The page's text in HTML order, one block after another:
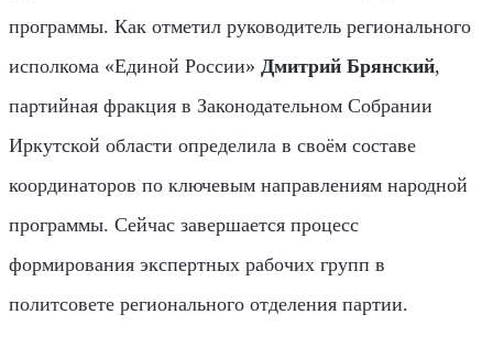
программы. Как отметил руководитель регионального
исполкома «Единой России» Дмитрий Брянский,
партийная фракция в Законодательном Собрании
Иркутской области определила в своём составе
координаторов по ключевым направлениям народной
программы. Сейчас завершается процесс
формирования экспертных рабочих групп в
политсовете регионального отделения партии.